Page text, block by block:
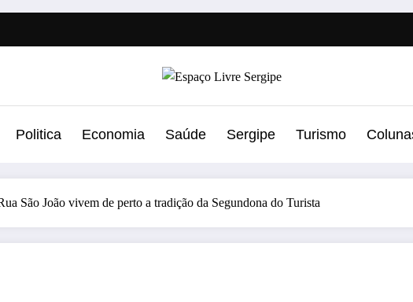
Politica Economia Saúde Sergipe Turismo
São João vivem de perto a tradição da Segundona do Turista